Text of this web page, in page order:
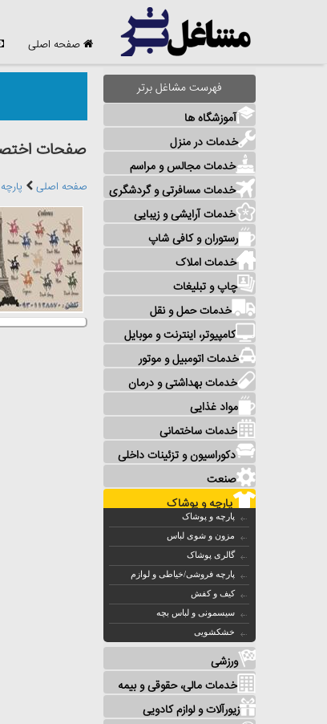
صفحه اصلی
فهرست مشاغل برتر
آموزشگاه ها
خدمات در منزل
خدمات مجالس و مراسم
خدمات مسافرتی و گردشگری
خدمات آرایشی و زیبایی
رستوران و کافی شاپ
خدمات املاک
چاپ و تبلیغات
خدمات حمل و نقل
کامپیوتر، اینترنت و موبایل
خدمات اتومبیل و موتور
خدمات بهداشتی و درمان
مواد غذایی
خدمات ساختمانی
دکوراسیون و تزئینات داخلی
صنعت
پارچه و پوشاک
پارچه و پوشاک
مزون و شوی لباس
گالری پوشاک
پارچه فروشی/خیاطی و لوازم
کیف و کفش
سیسمونی و لباس بچه
خشکشویی
ورزشی
خدمات مالی، حقوقی و بیمه
زیورآلات و لوازم کادویی
صفحات
صفحه اصلی